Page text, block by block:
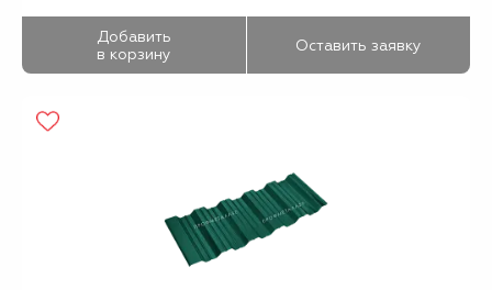
Добавить
в корзину
Оставить заявку